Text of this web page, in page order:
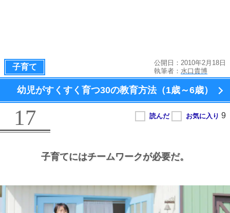
子育て
公開日：2010年2月18日
執筆者： 水口貴博
幼児がすくすく育つ30の教育方法（1歳～6歳）
17
子育てにはチームワークが必要だ。